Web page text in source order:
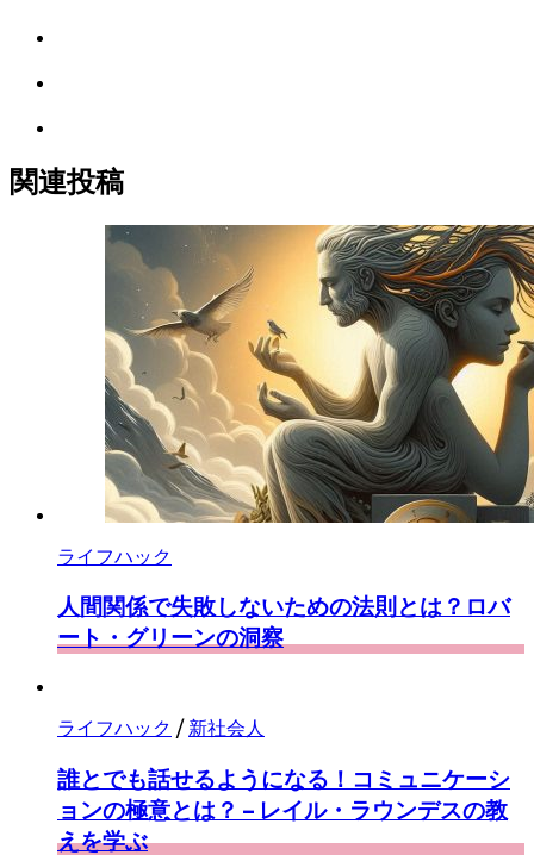
に
保
購
読
関連投稿
ライフハック
人間関係で失敗しないための法則とは？ロバ
ート・グリーンの洞察
ライフハック / 新社会人
誰とでも話せるようになる！コミュニケーシ
ョンの極意とは？ – レイル・ラウンデスの教
えを学ぶ